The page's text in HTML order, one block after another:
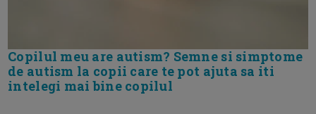
Copilul meu are autism? Semne si simptome
de autism la copii care te pot ajuta sa iti
intelegi mai bine copilul